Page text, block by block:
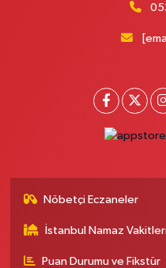
Mehmet Nesih Özmen Mahallesi
Burak Eczanesi
Cevizlik Mahallesi Kırmızı
Nida Eczanesi
PAZAR PAZARI YANI
0 (212) 924 49 68 Yol
Nöbetçi Eczaneler
İstanbul Namaz
Puan Durumu ve Fikstür